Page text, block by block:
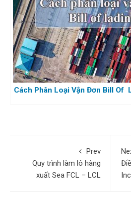
Cách Phân Loại Vận Đơn Bill Of
Prev
Quy trình làm lô hàng
xuất Sea FCL – LCL